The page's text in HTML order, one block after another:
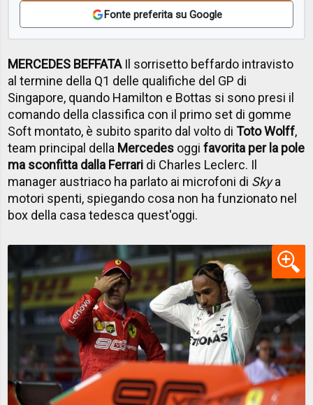
Fonte preferita su Google
MERCEDES BEFFATAIl sorrisetto beffardo intravisto
al termine della Q1 delle qualifiche del GP di
Singapore, quando Hamilton e Bottas si sono presi il
comando della classifica con il primo set di gomme
Soft montato, è subito sparito dal volto diToto Wolff,
team principal della Mercedes oggifavorita per la pole
ma sconfitta dalla Ferrari di Charles Leclerc. Il
manager austriaco ha parlato ai microfoni di Skya
motori spenti, spiegando cosa non ha funzionato nel
box della casa tedesca quest'oggi.